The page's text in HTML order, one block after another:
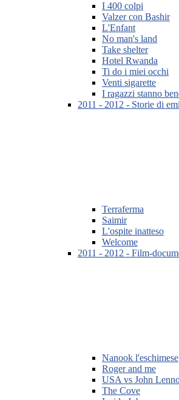
I 400 colpi
Valzer con Bashir
L'Enfant
No man's land
Take shelter
Hotel Rwanda
Ti do i miei occhi
Venti sigarette
I ragazzi stanno
2011 - 2012 - Storie di
Terraferma
Saimir
L'ospite inatteso
Welcome
2011 - 2012 - Film-
Nanook l'eschimese
Roger and me
USA vs John
The Cove